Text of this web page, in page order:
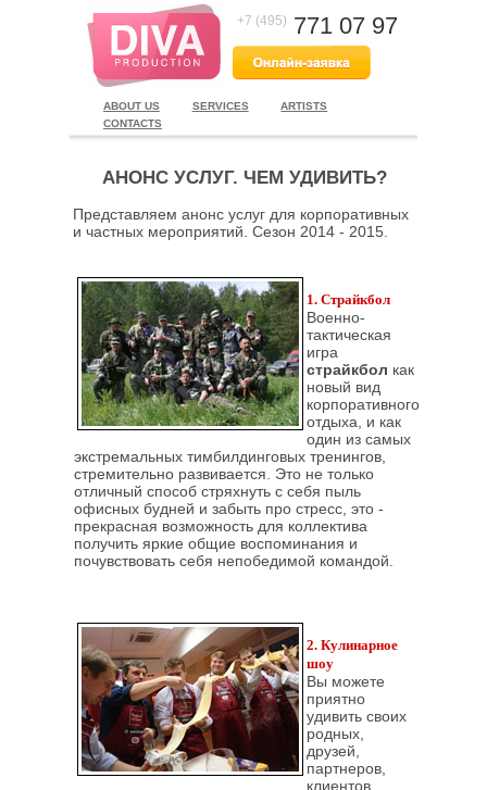
+7 (495) 771 07 97
ABOUT US SERVICES
ARTISTS
CONTACTS
АНОНС УСЛУГ. ЧЕМ УДИВИТЬ?
Представляем анонс услуг для корпоративных
и частных мероприятий. Сезон 2014 - 2015.
1. Страйкбол
Военно-
тактическая
игра
страйкбол как
новый вид
корпоративного
отдыха, и как
один из самых
экстремальных тимбилдинговых тренингов,
стремительно развивается. Это не только
отличный способ стряхнуть с себя пыль
офисных будней и забыть про стресс, это -
прекрасная возможность для коллектива
получить яркие общие воспоминания и
почувствовать себя непобедимой командой.
2. Кулинарное
шоу
Вы можете
приятно
удивить своих
родных,
друзей,
партнеров,
клиентов,